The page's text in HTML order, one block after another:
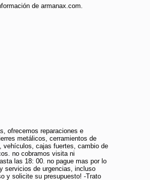
de armanax.com.
ofrecemos reparaciones e
metálicos, cerramientos de
vehículos, cajas fuertes, cambio de
no cobramos visita ni
las 18: 00. no pague mas por lo
servicios de urgencias, incluso
y solicite su presupuesto! -Trato